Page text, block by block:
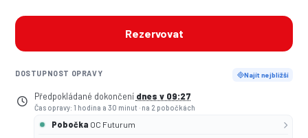
Rezervovat
DOSTUPNOST OPRAVY Najít nejbližší
Předpokládané dokončení dnes v 09:27
Čas opravy: 1 hodina a 30 minut · na 2 pobočkách
Pobočka OC Futurum